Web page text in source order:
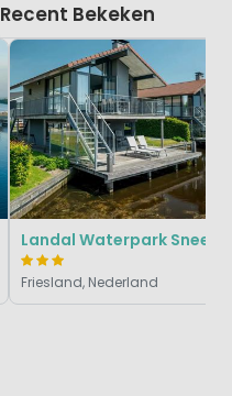
Recent Bekeken
Friesland, Nederland